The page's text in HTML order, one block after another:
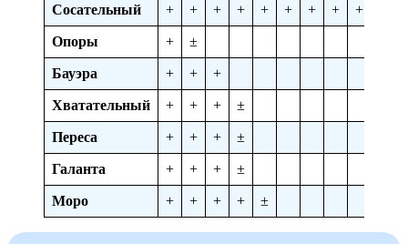
Сосательный + + + + + + + + +
Опоры + ±
Бауэра + + +
Хватательный + + + ±
Переса + + + ±
Галанта + + + ±
Моро + + + + ±